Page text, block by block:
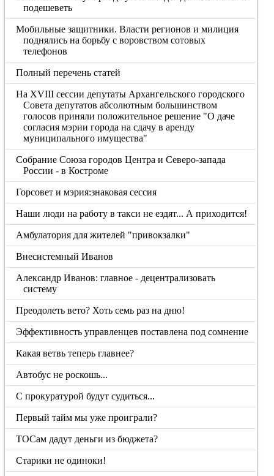
подешеветь
Мобильные защитники. Власти регионов и милиция
поднялись на борьбу с воровством сотовых
телефонов
Полный перечень статей
На XVIII сессии депутаты Архангельского городского
Совета депутатов абсолютным большинством
голосов приняли положительное решение "О даче
согласия мэрии города на сдачу в аренду
муниципального имущества"
Собрание Союза городов Центра и Северо-запада
России - в Костроме
Горсовет и мэрия:знаковая сессия
Наши люди на работу в такси не ездят... А приходится!
Амбулатория для жителей "привокзалки"
Внесистемный Иванов
Александр Иванов: главное - децентрализовать
систему
Преодолеть вето? Хоть семь раз на дню!
Эффективность управленцев поставлена под сомнение
Какая ветвь теперь главнее?
Автобус не роскошь...
С прокуратурой будут судиться...
Первый тайм мы уже проиграли?
ТОСам дадут деньги из бюджета?
Старики не одиноки!